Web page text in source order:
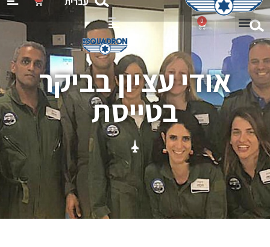
0
אודי עציון בביקר
בטייסת